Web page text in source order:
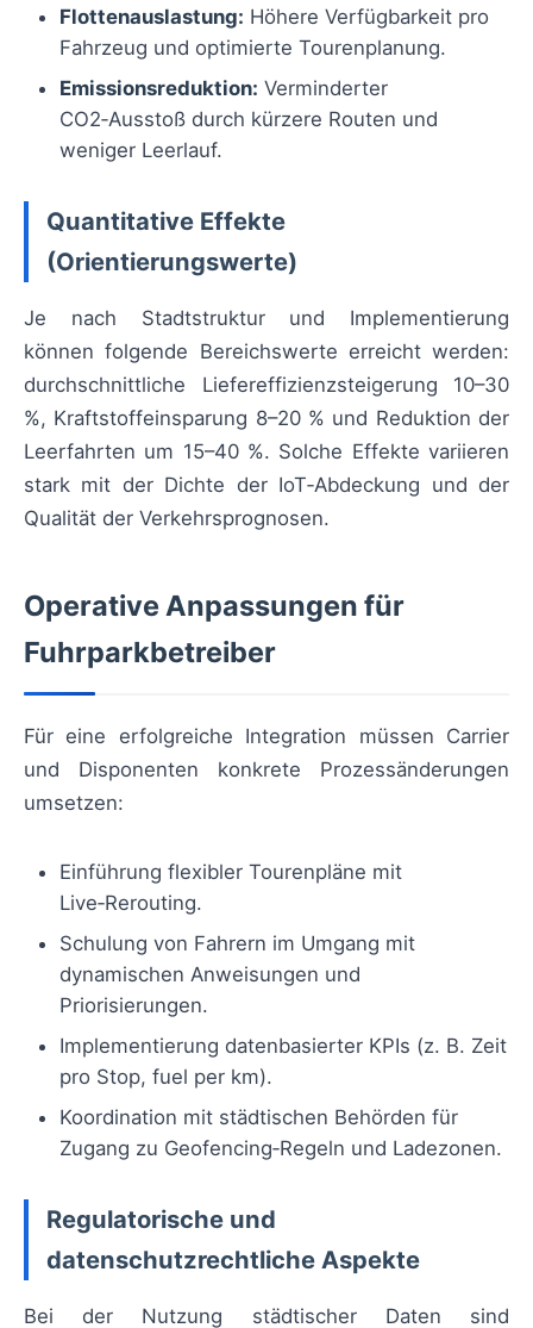
Flottenauslastung: Höhere Verfügbarkeit pro
Fahrzeug und optimierte Tourenplanung.
Emissionsreduktion: Verminderter
CO2‑Ausstoß durch kürzere Routen und
weniger Leerlauf.
Quantitative Effekte
(Orientierungswerte)
Je nach Stadtstruktur und Implementierung
können folgende Bereichswerte erreicht werden:
durchschnittliche Liefereffizienzsteigerung 10–30
%, Kraftstoffeinsparung 8–20 % und Reduktion der
Leerfahrten um 15–40 %. Solche Effekte variieren
stark mit der Dichte der IoT‑Abdeckung und der
Qualität der Verkehrsprognosen.
Operative Anpassungen für
Fuhrparkbetreiber
Für eine erfolgreiche Integration müssen Carrier
und Disponenten konkrete Prozessänderungen
umsetzen:
Einführung flexibler Tourenpläne mit
Live‑Rerouting.
Schulung von Fahrern im Umgang mit
dynamischen Anweisungen und
Priorisierungen.
Implementierung datenbasierter KPIs (z. B. Zeit
pro Stop, fuel per km).
Koordination mit städtischen Behörden für
Zugang zu Geofencing‑Regeln und Ladezonen.
Regulatorische und
datenschutzrechtliche Aspekte
Bei der Nutzung städtischer Daten sind